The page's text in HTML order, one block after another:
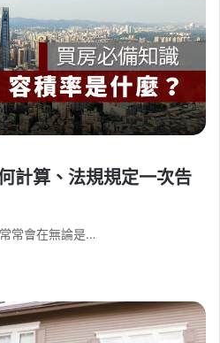
計算、法規規定一次告
常會在無論是…